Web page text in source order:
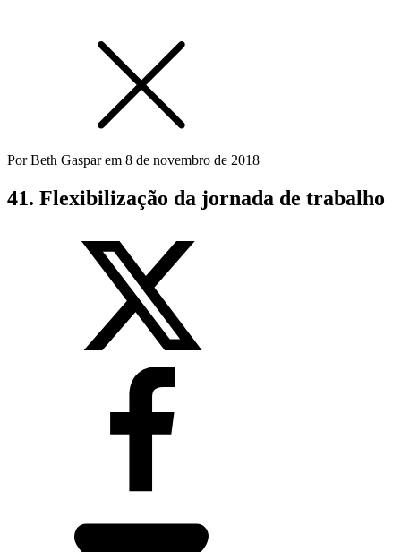
PorBeth Gasparem 8 de novembro de 2018
41. Flexibilização da jornada de trabalho